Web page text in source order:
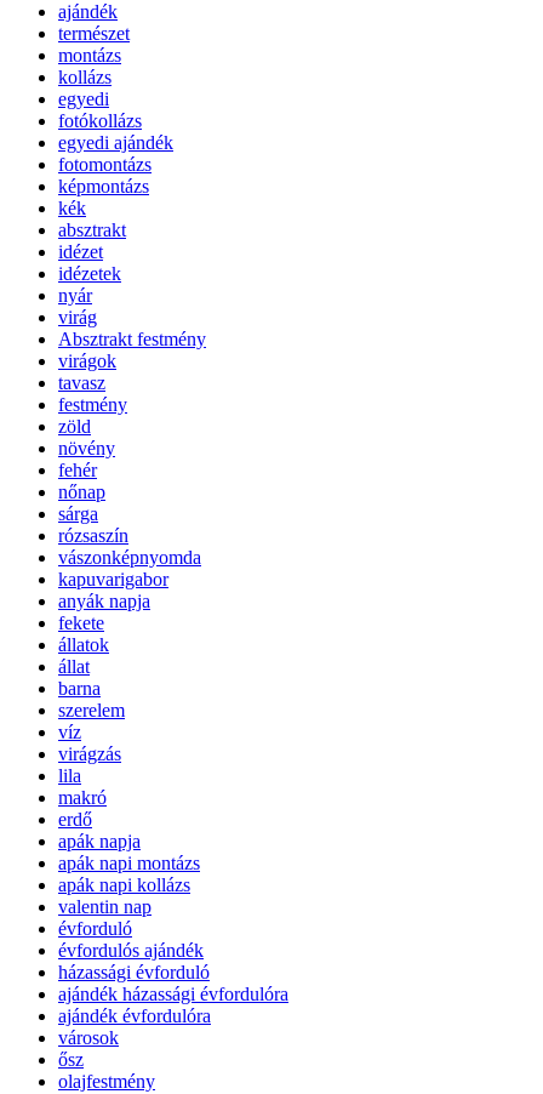
ajándék
természet
montázs
kollázs
egyedi
fotókollázs
egyedi ajándék
fotomontázs
képmontázs
kék
absztrakt
idézet
idézetek
nyár
virág
Absztrakt festmény
virágok
tavasz
festmény
zöld
növény
fehér
nőnap
sárga
rózsaszín
vászonképnyomda
kapuvarigabor
anyák napja
fekete
állatok
állat
barna
szerelem
víz
virágzás
lila
makró
erdő
apák napja
apák napi montázs
apák napi kollázs
valentin nap
évforduló
évfordulós ajándék
házassági évforduló
ajándék házassági évfordulóra
ajándék évfordulóra
városok
ősz
olajfestmény